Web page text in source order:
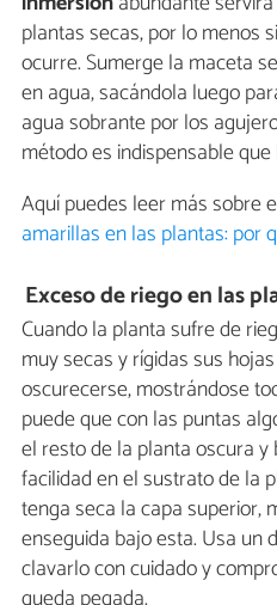
plantas secas, por lo menos
ocurre. Sumerge la maceta
en agua, sacándola luego
agua sobrante por los
método es indispensable
Aquí puedes leer más sobre
amarillas en las plantas: por
Exceso de riego en las
Cuando la planta sufre de
muy secas y rígidas sus
oscurecerse, mostrándose
puede que con las puntas
el resto de la planta oscura
facilidad en el sustrato de la
tenga seca la capa superior,
enseguida bajo esta. Usa un
clavarlo con cuidado y